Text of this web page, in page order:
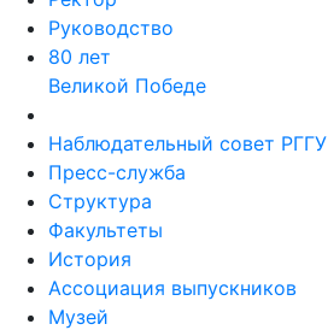
Руководство
80 лет
Великой Победе
Наблюдательный совет РГГУ
Пресс-служба
Структура
Факультеты
История
Ассоциация выпускников
Музей